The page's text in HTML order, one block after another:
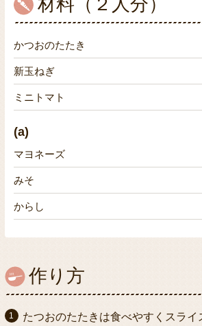
材料（２人分）
かつおのたたき
新玉ねぎ
ミニトマト
(a)
マヨネーズ
みそ
からし
作り方
たつおのたたきは食べやすくスライ